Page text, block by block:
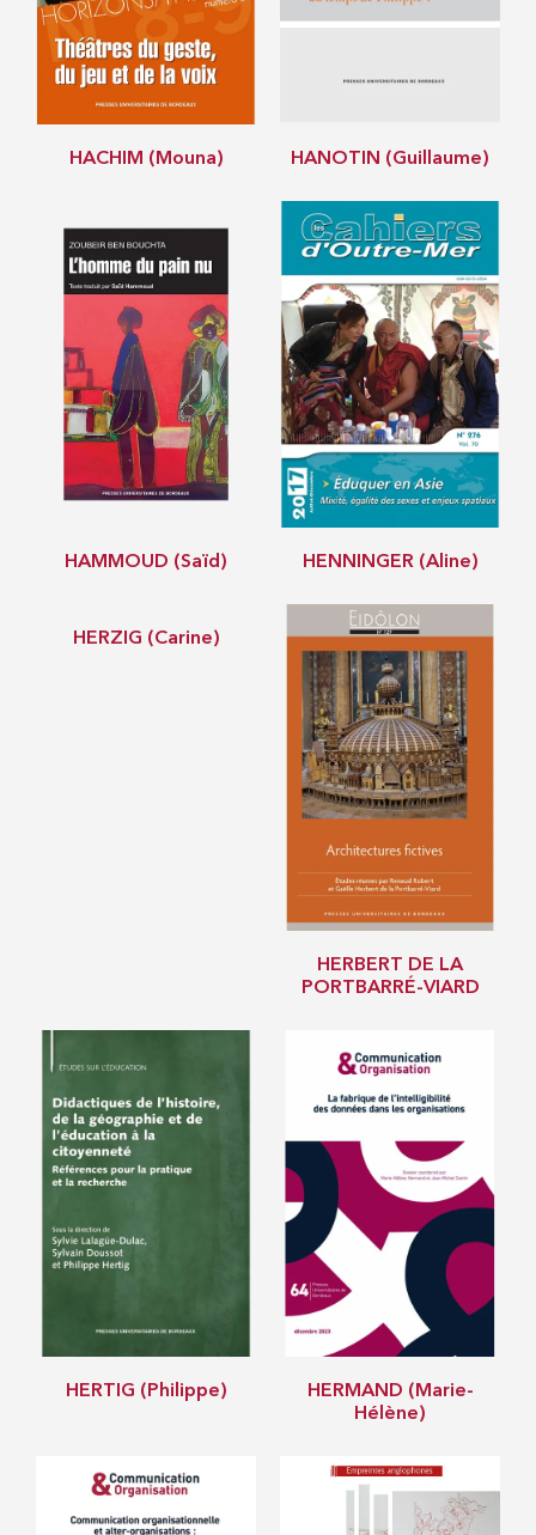
HACHIM (Mouna) HANOTIN (Guillaume)
HAMMOUD (Saïd) HENNINGER (Aline)
HERZIG (Carine)
HERBERT DE LA
PORTBARRÉ-VIARD
HERTIG (Philippe)
HERMAND (Marie-
Hélène)